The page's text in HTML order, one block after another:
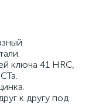
ключа 41 HRС,
к другу под